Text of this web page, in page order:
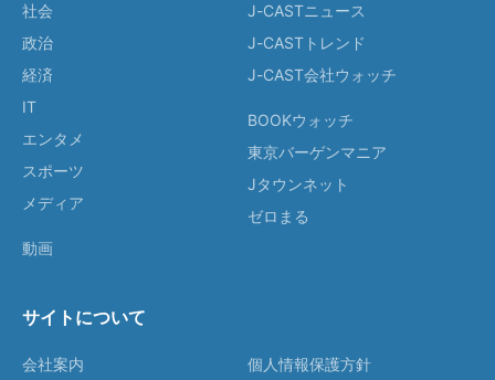
社会
政治
経済
IT
エンタメ
スポーツ
メディア
動画
J-CASTニュース
J-CASTトレンド
J-CAST会社ウォッチ
BOOKウォッチ
東京バーゲンマニア
Jタウンネット
ゼロまる
サイトについて
会社案内 個人情報保護方針